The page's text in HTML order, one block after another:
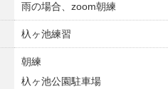
雨の場合、zoom朝練
杁ヶ池練習
朝練
杁ヶ池公園駐車場